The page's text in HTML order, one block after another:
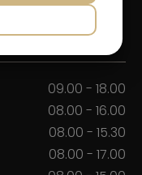
09.00 - 18.00
08.00 - 16.00
08.00 - 15.30
08.00 - 17.00